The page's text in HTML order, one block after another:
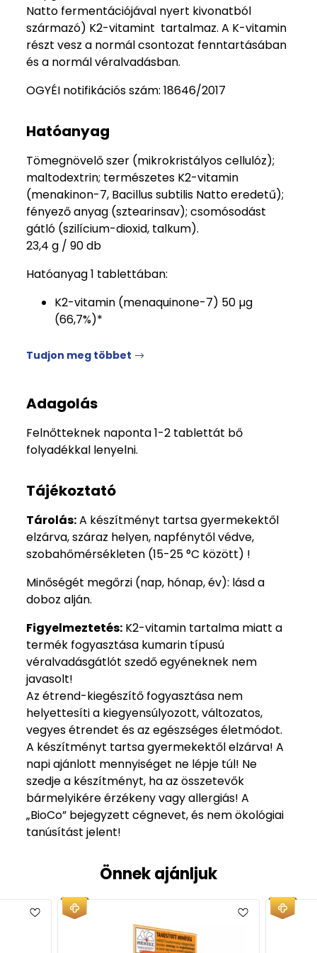
Natto fermentációjával nyert kivonatból
származó) K2-vitamint tartalmaz. A K-vitamin
részt vesz a normál csontozat fenntartásában
és a normál véralvadásban.
OGYÉI notifikációs szám: 18646/2017
Hatóanyag
Tömegnövelő szer (mikrokristályos cellulóz);
maltodextrin; természetes K2-vitamin
(menakinon-7, Bacillus subtilis Natto eredetű);
fényező anyag (sztearinsav); csomósodást
gátló (szilícium-dioxid, talkum).
23,4 g / 90 db
Hatóanyag 1 tablettában:
K2-vitamin (menaquinone-7) 50 µg
(66,7%)*
Tudjon meg többet
Adagolás
Felnőtteknek naponta 1-2 tablettát bő
folyadékkal lenyelni.
Tájékoztató
Tárolás:A készítményt tartsa gyermekektől
elzárva, száraz helyen, napfénytől védve,
szobahőmérsékleten (15-25 °C között) !
Minőségét megőrzi (nap, hónap, év): lásd a
doboz alján.
Figyelmeztetés: K2-vitamin tartalma miatt a
termék fogyasztása kumarin típusú
véralvadásgátlót szedő egyéneknek nem
javasolt!
Az étrend-kiegészítő fogyasztása nem
helyettesíti a kiegyensúlyozott, változatos,
vegyes étrendet és az egészséges életmódot.
A készítményt tartsa gyermekektől elzárva! A
napi ajánlott mennyiséget ne lépje túl! Ne
szedje a készítményt, ha az összetevők
bármelyikére érzékeny vagy allergiás! A
„BioCo” bejegyzett cégnevet, és nem ökológiai
tanúsítást jelent!
Önnek ajánljuk